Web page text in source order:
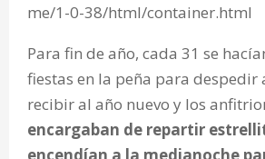
me/1-0-38/html/container.html
Para fin de año, cada 31 se
fiestas en la peña para despedir
recibir al año nuevo y los
encargaban de repartir
encendían a la medianoche